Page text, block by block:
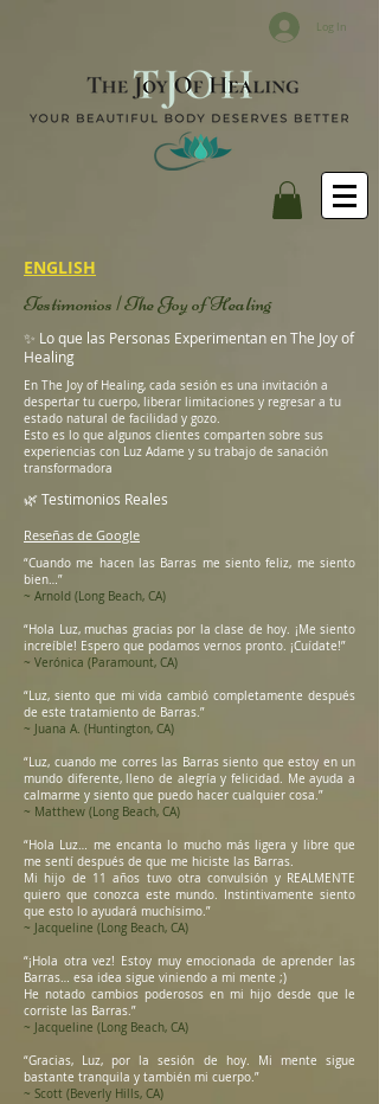
Log In
ENGLISH
Testimonios | The Joy of Healing
✨ Lo que las Personas Experimentan en The Joy of
Healing
En The Joy of Healing, cada sesión es una invitación a
despertar tu cuerpo, liberar limitaciones y regresar a tu
estado natural de facilidad y gozo.
Esto es lo que algunos clientes comparten sobre sus
experiencias con Luz Adame y su trabajo de sanación
transformadora
🌿 Testimonios Reales
Reseñas de Google
“Cuando me hacen las Barras me siento feliz, me siento
bien…”
~ Arnold (Long Beach, CA)
“Hola Luz, muchas gracias por la clase de hoy. ¡Me siento
increíble! Espero que podamos vernos pronto. ¡Cuídate!”
~ Verónica (Paramount, CA)
“Luz, siento que mi vida cambió completamente después
de este tratamiento de Barras.”
~ Juana A. (Huntington, CA)
“Luz, cuando me corres las Barras siento que estoy en un
mundo diferente, lleno de alegría y felicidad. Me ayuda a
calmarme y siento que puedo hacer cualquier cosa.”
~ Matthew (Long Beach, CA)
“Hola Luz… me encanta lo mucho más ligera y libre que
me sentí después de que me hiciste las Barras.
Mi hijo de 11 años tuvo otra convulsión y REALMENTE
quiero que conozca este mundo. Instintivamente siento
que esto lo ayudará muchísimo.”
~ Jacqueline (Long Beach, CA)
“¡Hola otra vez! Estoy muy emocionada de aprender las
Barras… esa idea sigue viniendo a mi mente ;)
He notado cambios poderosos en mi hijo desde que le
corriste las Barras.”
~ Jacqueline (Long Beach, CA)
“Gracias, Luz, por la sesión de hoy. Mi mente sigue
bastante tranquila y también mi cuerpo.”
~ Scott (Beverly Hills, CA)